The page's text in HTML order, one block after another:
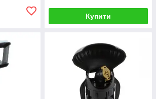
ЗАМОВЛЕННЯ
Купити